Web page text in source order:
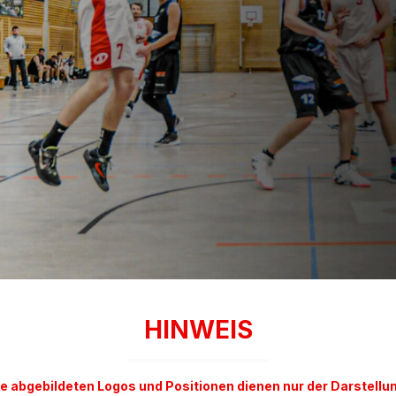
HINWEIS
abgebildeten Logos und Positionen dienen nur der